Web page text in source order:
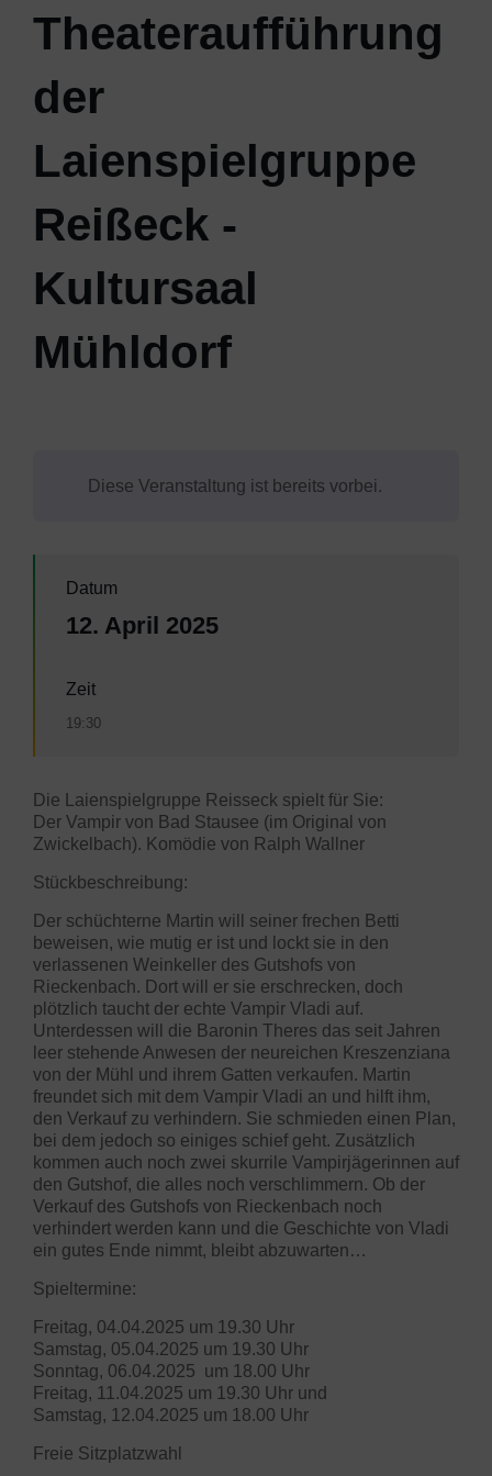
Theateraufführung
der
Laienspielgruppe
Reißeck -
Kultursaal
Mühldorf
Diese Veranstaltung ist bereits vorbei.
Datum
12. April 2025
Zeit
19:30
Die Laienspielgruppe Reisseck spielt für Sie:
Der Vampir von Bad Stausee (im Original von
Zwickelbach). Komödie von Ralph Wallner
Stückbeschreibung:
Der schüchterne Martin will seiner frechen Betti
beweisen, wie mutig er ist und lockt sie in den
verlassenen Weinkeller des Gutshofs von
Rieckenbach. Dort will er sie erschrecken, doch
plötzlich taucht der echte Vampir Vladi auf.
Unterdessen will die Baronin Theres das seit Jahren
leer stehende Anwesen der neureichen Kreszenziana
von der Mühl und ihrem Gatten verkaufen. Martin
freundet sich mit dem Vampir Vladi an und hilft ihm,
den Verkauf zu verhindern. Sie schmieden einen Plan,
bei dem jedoch so einiges schief geht. Zusätzlich
kommen auch noch zwei skurrile Vampirjägerinnen auf
den Gutshof, die alles noch verschlimmern. Ob der
Verkauf des Gutshofs von Rieckenbach noch
verhindert werden kann und die Geschichte von Vladi
ein gutes Ende nimmt, bleibt abzuwarten…
Spieltermine:
Freitag, 04.04.2025 um 19.30 Uhr
Samstag, 05.04.2025 um 19.30 Uhr
Sonntag, 06.04.2025 um 18.00 Uhr
Freitag, 11.04.2025 um 19.30 Uhr und
Samstag, 12.04.2025 um 18.00 Uhr
Freie Sitzplatzwahl